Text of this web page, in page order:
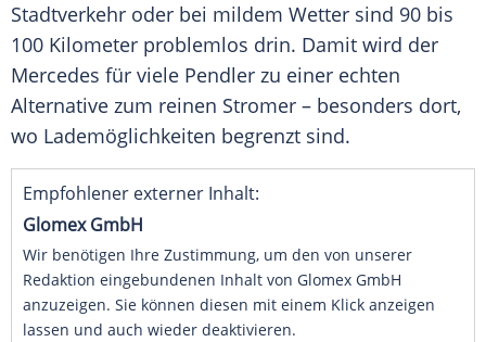
Stadtverkehr oder bei mildem Wetter sind 90 bis
100 Kilometer problemlos drin. Damit wird der
Mercedes für viele Pendler zu einer echten
Alternative zum reinen Stromer – besonders dort,
wo Lademöglichkeiten begrenzt sind.
Empfohlener externer Inhalt:
Glomex GmbH
Wir benötigen Ihre Zustimmung, um den von unserer
Redaktion eingebundenen Inhalt von Glomex GmbH
anzuzeigen. Sie können diesen mit einem Klick anzeigen
lassen und auch wieder deaktivieren.